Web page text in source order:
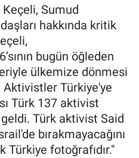
Keçeli, Sumud
hakkında kritik
bugün öğleden
ülkemize dönmesi
Türkiye'ye
Türk 137 aktivist
Türk aktivist Said
bırakmayacağını
Türkiye fotoğrafıdır."